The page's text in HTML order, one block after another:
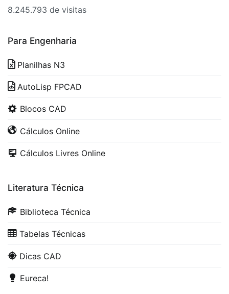
8.245.793 de visitas
Para Engenharia
Planilhas N3
AutoLisp FPCAD
Blocos CAD
Cálculos Online
Cálculos Livres Online
Literatura Técnica
Biblioteca Técnica
Tabelas Técnicas
Dicas CAD
Eureca!